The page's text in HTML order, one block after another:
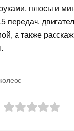
плюсы и
передач,
а также
колеос